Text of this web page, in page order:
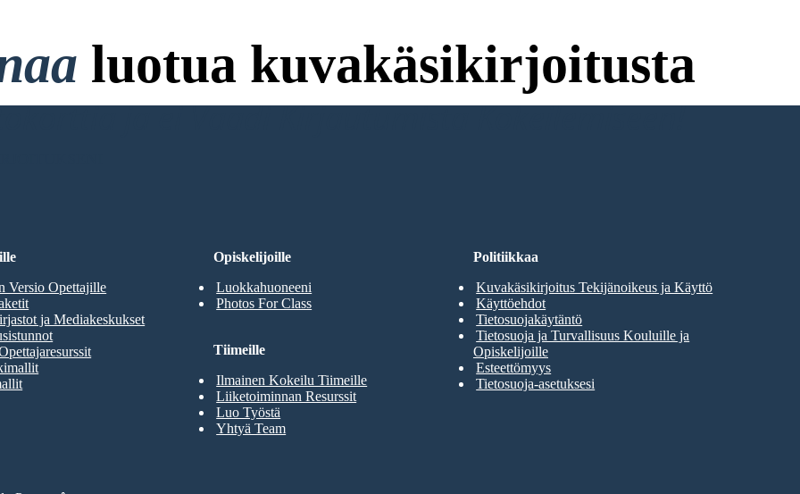
luotua kuvakäsikirjoitusta
ja ei Vaadi Kirjautumista Kokeilemiseen!
Opiskelijoille
Luokkahuoneeni
Photos For Class
Versio Opettajille
ja Mediakeskukset
Tiimeille
Ilmainen Kokeilu Tiimeille
Liiketoiminnan Resurssit
Luo Työstä
Yhtyä Team
Politiikkaa
Kuvakäsikirjoitus Tekijänoikeus ja Käyttö
Käyttöehdot
Tietosuojakäytäntö
Tietosuoja ja Turvallisuus Kouluille ja
Opiskelijoille
Esteettömyys
Tietosuoja-asetuksesi